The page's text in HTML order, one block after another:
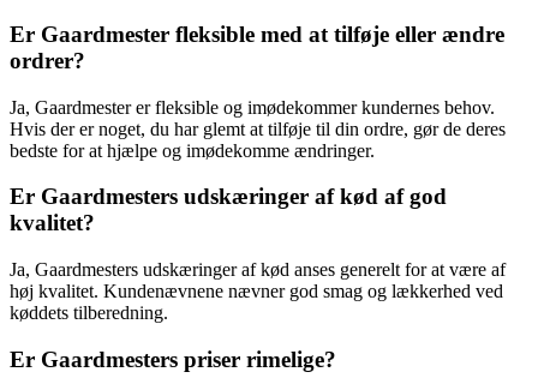
Er Gaardmester fleksible med at tilføje eller ændre
ordrer?
Ja, Gaardmester er fleksible og imødekommer kundernes behov.
Hvis der er noget, du har glemt at tilføje til din ordre, gør de deres
bedste for at hjælpe og imødekomme ændringer.
Er Gaardmesters udskæringer af kød af god
kvalitet?
Ja, Gaardmesters udskæringer af kød anses generelt for at være af
høj kvalitet. Kundenævnene nævner god smag og lækkerhed ved
køddets tilberedning.
Er Gaardmesters priser rimelige?